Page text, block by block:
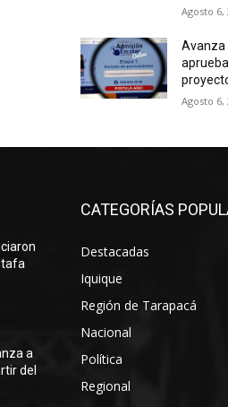
Agosto 6,
Avanza
Agosto 6,
a
del
CATEGORÍAS
Destacadas
Iquique
Región de Tarapacá
Nacional
Política
Regional